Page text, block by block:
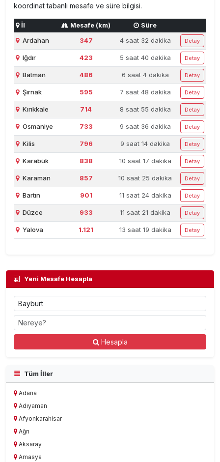
koordinat tabanlı mesafe ve süre bilgisi.
İl Mesafe (km)
Süre
Ardahan
347 4 saat 32 dakika Detay
Iğdır 423 5 saat 40 dakika Detay
Batman 486 6 saat 4 dakika Detay
Şırnak 595 7 saat 48 dakika Detay
Kırıkkale 714 8 saat 55 dakika Detay
Osmaniye 733 9 saat 36 dakika Detay
Kilis 796 9 saat 14 dakika Detay
Karabük 838 10 saat 17 dakika Detay
Karaman 857 10 saat 25 dakika Detay
Bartın 901 11 saat 24 dakika Detay
Düzce 933 11 saat 21 dakika Detay
Yalova 1.121 13 saat 19 dakika Detay
Yeni Mesafe Hesapla
Hesapla
Tüm İller
Adana
Adıyaman
Afyonkarahisar
Ağrı
Aksaray
Amasya